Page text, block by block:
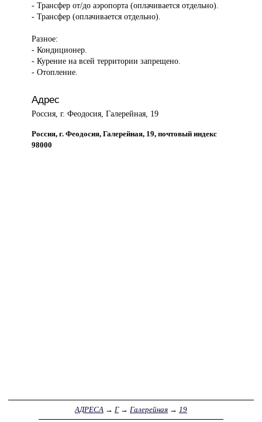
- Трансфер от/до аэропорта (оплачивается отдельно).
- Трансфер (оплачивается отдельно).
Разное:
- Кондиционер.
- Курение на всей территории запрещено.
- Отопление.
Адрес
Россия, г. Феодосия, Галерейная, 19
Россия, г. Феодосия, Галерейная, 19, почтовый индекс
98000
АДРЕСА → Г→ Галерейная → 19